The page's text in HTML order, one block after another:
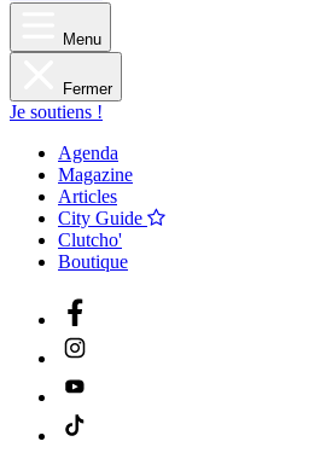
Menu
Fermer
Je soutiens !
Agenda
Magazine
Articles
City Guide
Clutcho'
Boutique